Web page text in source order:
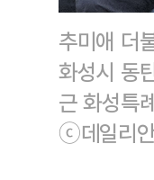
추미애 더
화성시 동
근 화성특
ⓒ데일리